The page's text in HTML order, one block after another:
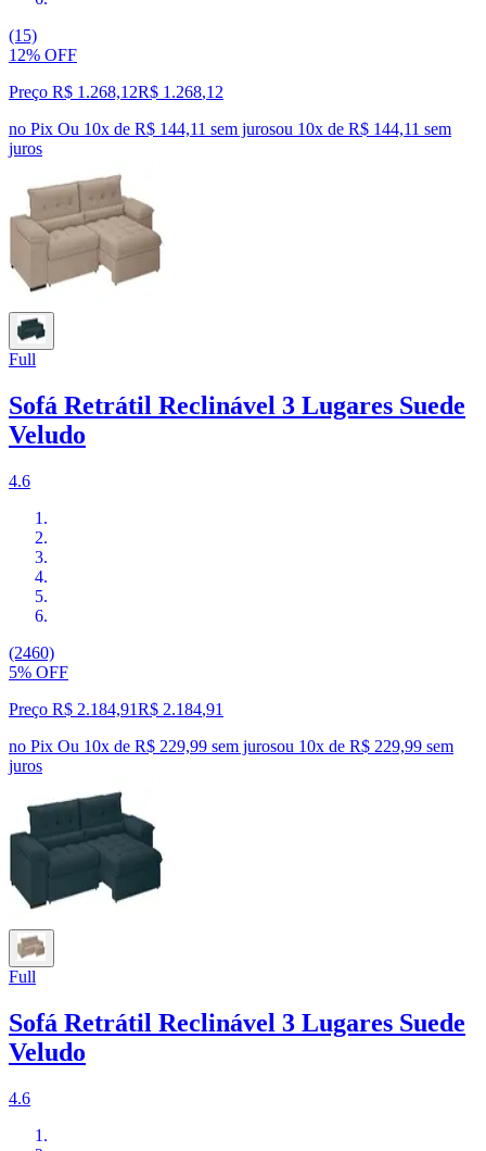
(15)
12% OFF
Preço R$ 1.268,12R$ 1.268,12
no Pix Ou 10x de R$ 144,11 sem jurosou 10x de R$ 144,11 sem
juros
Full
Sofá Retrátil Reclinável 3 Lugares Suede
Veludo
4.6
(2460)
5% OFF
Preço R$ 2.184,91R$ 2.184,91
no Pix Ou 10x de R$ 229,99 sem jurosou 10x de R$ 229,99 sem
juros
Full
Sofá Retrátil Reclinável 3 Lugares Suede
Veludo
4.6